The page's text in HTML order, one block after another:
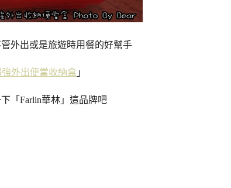
外出或是旅遊時用餐的好幫手
強外出便當收納盒 」
「Farlin華林」這品牌吧